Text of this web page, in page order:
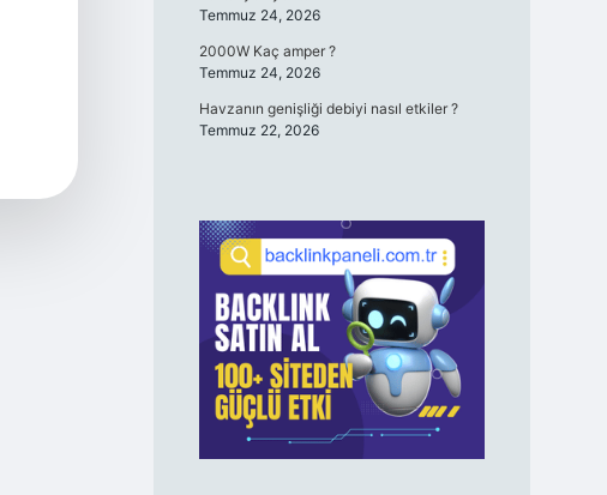
Temmuz 24, 2026
2000W Kaç amper ?
Temmuz 24, 2026
Havzanın genişliği debiyi nasıl etkiler ?
Temmuz 22, 2026